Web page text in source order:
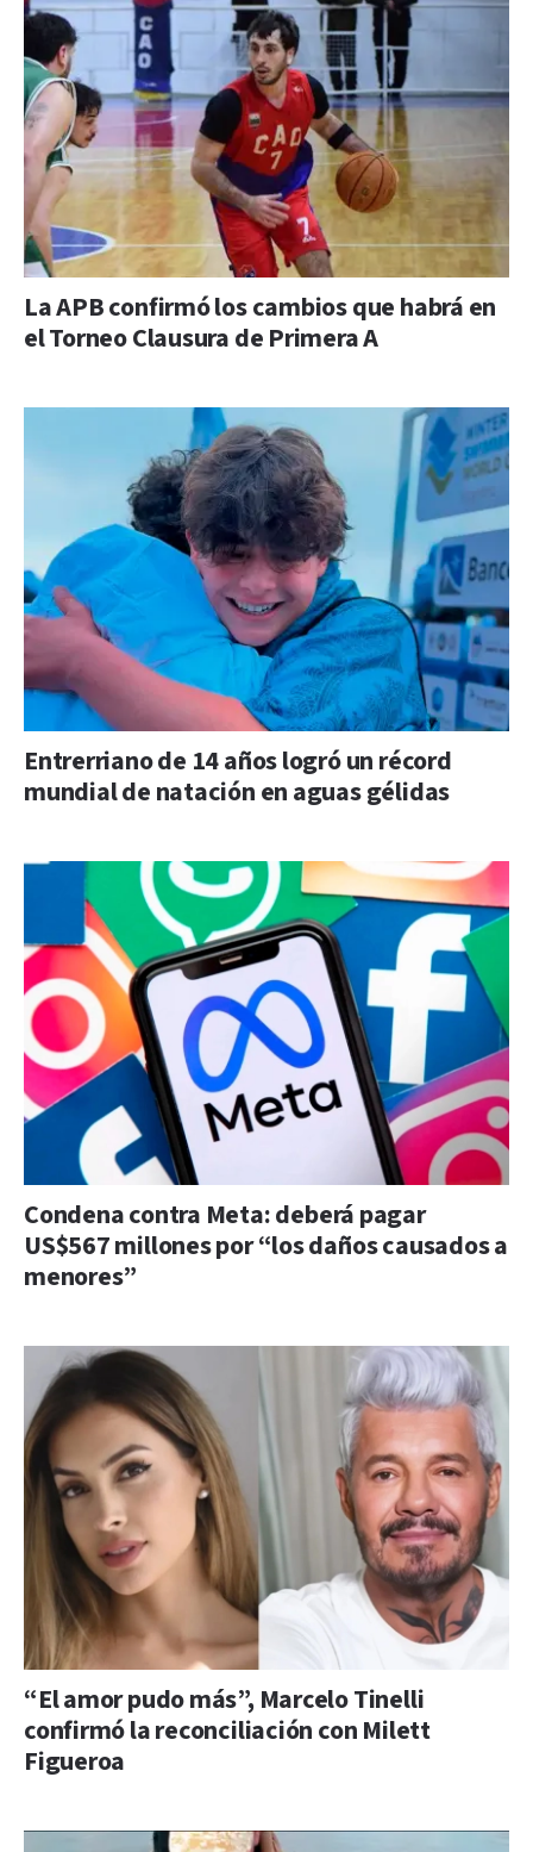
La APB confirmó los cambios que habrá en
el Torneo Clausura de Primera A
Entrerriano de 14 años logró un récord
mundial de natación en aguas gélidas
Condena contra Meta: deberá pagar
US$567 millones por “los daños causados a
menores”
“El amor pudo más”, Marcelo Tinelli
confirmó la reconciliación con Milett
Figueroa